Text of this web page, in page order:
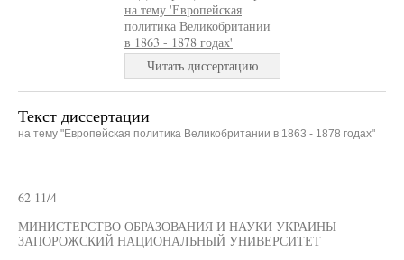
Читать диссертацию
Текст диссертации
на тему "Европейская политика Великобритании в 1863 - 1878 годах"
62 11/4
МИНИСТЕРСТВО ОБРАЗОВАНИЯ И НАУКИ УКРАИНЫ
ЗАПОРОЖСКИЙ НАЦИОНАЛЬНЫЙ УНИВЕРСИТЕТ